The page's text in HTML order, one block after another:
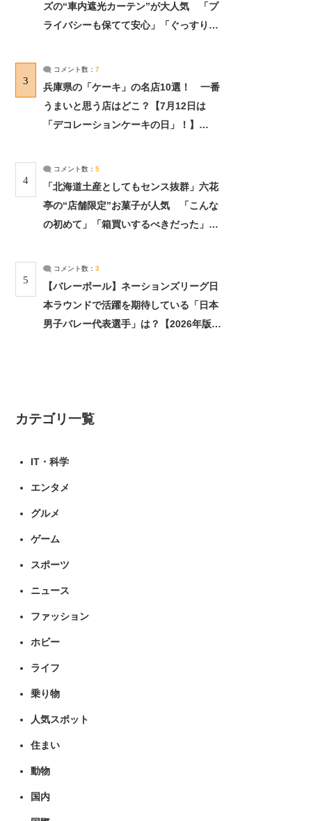
ズの“車内遮光カーテン”が大人気 「プ
ライバシーも保てて安心」「ぐっすり眠
3
コメント数： 7
兵庫県の「ケーキ」の名店10選！ 一番
うまいと思う店はどこ？【7月12日は
「デコレーションケーキの日」！】
4
コメント数： 5
「北海道土産としてもセンス抜群」六花
亭の“店舗限定”お菓子が人気 「こんな
の初めて」「箱買いするべきだった」
5
コメント数： 3
【バレーボール】ネーションズリーグ日
本ラウンドで活躍を期待している「日本
男子バレー代表選手」は？【2026年版・
カテゴリ一覧
IT・科学
エンタメ
グルメ
ゲーム
スポーツ
ニュース
ファッション
ホビー
ライフ
乗り物
人気スポット
住まい
動物
国内